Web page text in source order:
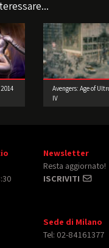
Avengers: Age of
IV
Newsletter
Resta aggiornato!
ISCRIVITI
Sede di Milano
Tel: 02-84161377